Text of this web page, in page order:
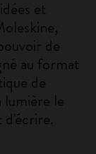
et
de
au format
de
le
d'écrire.